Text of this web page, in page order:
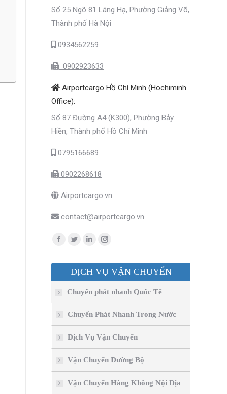
Số 25 Ngõ 81 Láng Hạ, Phường Giảng Võ,
Thành phố Hà Nội
0934562259
0902923633
Airportcargo Hồ Chí Minh (Hochiminh
Office):
Số 87 Đường A4 (K300), Phường Bảy
Hiền, Thành phố Hồ Chí Minh
0795166689
0902268618
Airportcargo.vn
contact@airportcargo.vn
Find us on:
Facebook
opens
window
Twitter
opens
new
window
Linkedin
opens
new
window
Instagram
opens
window
DỊCH VỤ VẬN CHUYỂN
Chuyển phát nhanh Quốc Tế
Chuyển Phát Nhanh Trong Nước
Dịch Vụ Vận Chuyển
Vận Chuyển Đường Bộ
Vận Chuyển Hàng Không Nội Địa